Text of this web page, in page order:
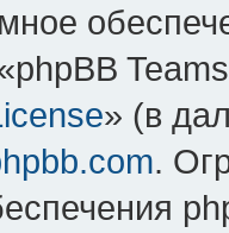
» (в
.